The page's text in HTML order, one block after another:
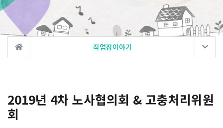
작업장이야기
2019년 4차 노사협의회 & 고충처리위원
회